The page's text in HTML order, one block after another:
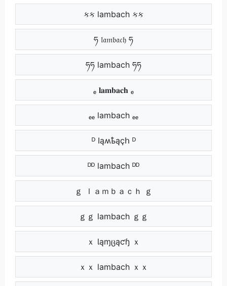
કક lambach કક
ཧ 𝔩𝔞𝔪𝔟𝔞𝔠𝔥 ཧ
ཧཧ lambach ཧཧ
ₑ 𝐥𝐚𝐦𝐛𝐚𝐜𝐡 ₑ
ₑₑ lambach ₑₑ
ᴰ Ӏąʍҍąçհ ᴰ
ᴰᴰ lambach ᴰᴰ
ｇ ｌａｍｂａｃｈ ｇ
ｇｇ lambach ｇｇ
ｘ Ɩąɱცąƈɧ ｘ
ｘｘ lambach ｘｘ